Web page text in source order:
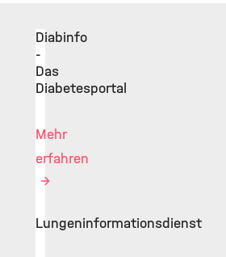
Diabinfo
-
Das
Diabetesportal
Mehr
erfahren
Lungeninformationsdienst